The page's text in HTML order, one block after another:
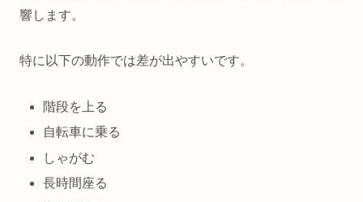
響します。
特に以下の動作では差が出やすいです。
階段を上る
自転車に乗る
しゃがむ
長時間座る